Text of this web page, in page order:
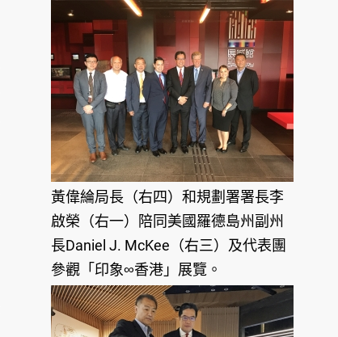
黃偉綸局長（右四）和規劃署署長李
啟榮（右一）陪同美國羅德島州副州
長Daniel J. McKee（右三）及代表團
參觀「印象∞香港」展覽。